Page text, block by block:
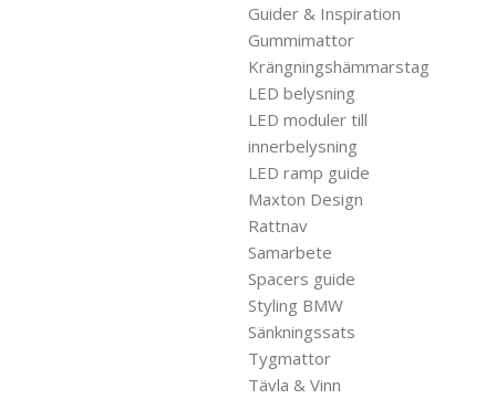
Guider & Inspiration
Gummimattor
Krängningshämmarstag
LED belysning
LED moduler till
innerbelysning
LED ramp guide
Maxton Design
Rattnav
Samarbete
Spacers guide
Styling BMW
Sänkningssats
Tygmattor
Tävla & Vinn